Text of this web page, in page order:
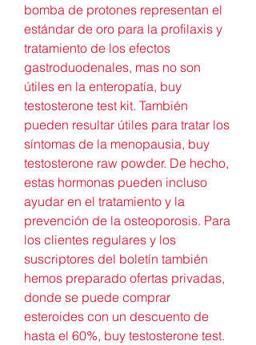
bomba de protones representan el
estándar de oro para la profilaxis y
tratamiento de los efectos
gastroduodenales, mas no son
útiles en la enteropatía, buy
testosterone test kit. También
pueden resultar útiles para tratar los
síntomas de la menopausia, buy
testosterone raw powder. De hecho,
estas hormonas pueden incluso
ayudar en el tratamiento y la
prevención de la osteoporosis. Para
los clientes regulares y los
suscriptores del boletín también
hemos preparado ofertas privadas,
donde se puede comprar
esteroides con un descuento de
hasta el 60%, buy testosterone test.